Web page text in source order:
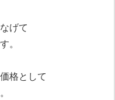
げて
。
格として